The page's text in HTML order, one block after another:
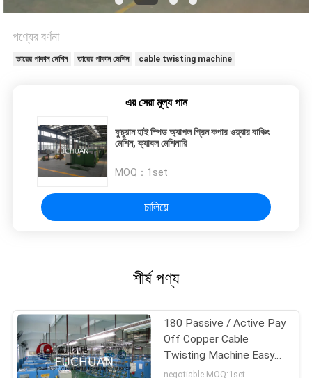
PRIVACY
POLICY
পণ্যের বর্ণনা
তারের পাকান মেশিন তারের পাকান মেশিন cable twisting machine
এর সেরা মূল্য পান
ফুচুয়ান হাই স্পিড অ্যাপল গ্রিন কপার ওয়্যার বাঞ্চিং
মেশিন, ক্যাবল মেশিনারি
MOQ： 1set
চালিয়ে
শীর্ষ পণ্য
180 Passive / Active Pay
Off Copper Cable
Twisting Machine Easy
Operation
negotiable MOQ:1set